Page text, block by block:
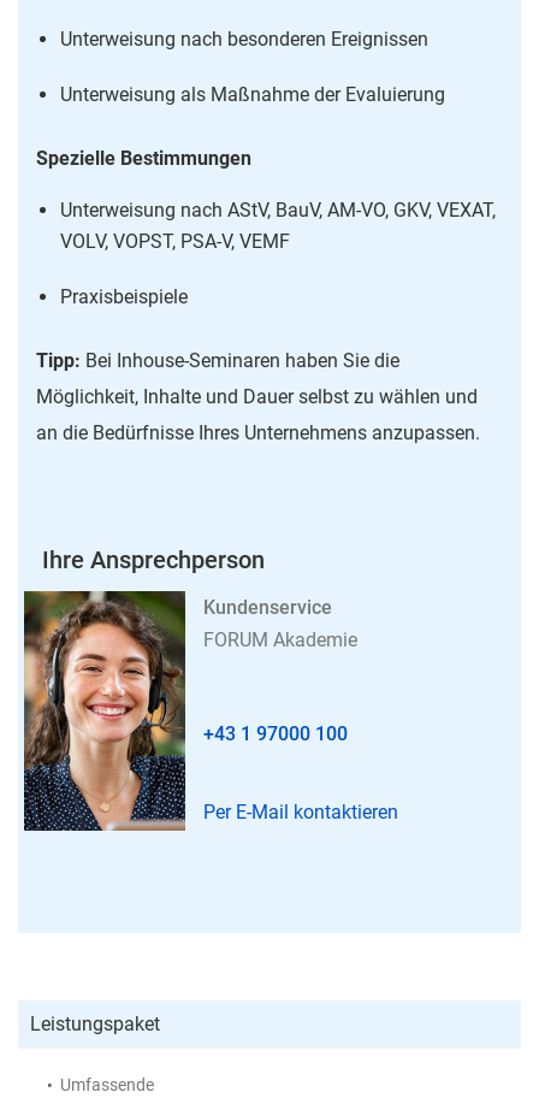
Unterweisung nach besonderen Ereignissen
Unterweisung als Maßnahme der Evaluierung
Spezielle Bestimmungen
Unterweisung nach AStV, BauV, AM-VO, GKV, VEXAT,
VOLV, VOPST, PSA-V, VEMF
Praxisbeispiele
Tipp: Bei Inhouse-Seminaren haben Sie die
Möglichkeit, Inhalte und Dauer selbst zu wählen und
an die Bedürfnisse Ihres Unternehmens anzupassen.
Ihre Ansprechperson
Kundenservice
FORUM Akademie
+43 1 97000 100
Per E-Mail kontaktieren
Leistungspaket
Umfassende